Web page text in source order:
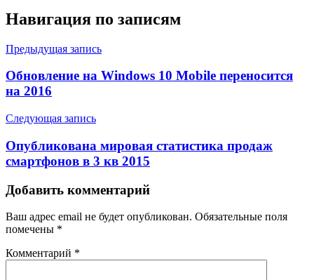
Навигация по записям
Предыдущая запись
Обновление на Windows 10 Mobile переносится
на 2016
Следующая запись
Опубликована мировая статистика продаж
смартфонов в 3 кв 2015
Добавить комментарий
Ваш адрес email не будет опубликован. Обязательные поля
помечены *
Комментарий *